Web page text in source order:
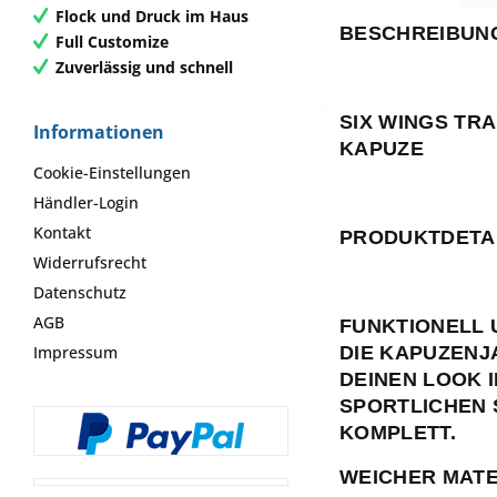
Flock und Druck im Haus
Full Customize
Zuverlässig und schnell
Informationen
Cookie-Einstellungen
Händler-Login
Kontakt
Widerrufsrecht
Datenschutz
AGB
Impressum
SIX WINGS
KAPUZE
FUNKTIONELL
DIE
DEINEN LOOK
SPORTLICHEN
KOMPLETT.
WEICHER